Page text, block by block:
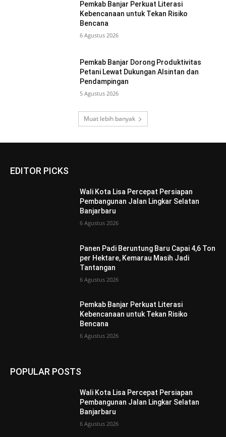
Pemkab Banjar Perkuat Literasi
Kebencanaan untuk Tekan Risiko
Bencana
6 Agustus 2026
Pemkab Banjar Dorong Produktivitas
Petani Lewat Dukungan Alsintan dan
Pendampingan
5 Agustus 2026
Muat lebih banyak
EDITOR PICKS
Wali Kota Lisa Percepat Persiapan
Pembangunan Jalan Lingkar Selatan
Banjarbaru
6 Agustus 2026
Panen Padi Beruntung Baru Capai 4,6 Ton
per Hektare, Kemarau Masih Jadi
Tantangan
6 Agustus 2026
Pemkab Banjar Perkuat Literasi
Kebencanaan untuk Tekan Risiko
Bencana
6 Agustus 2026
POPULAR POSTS
Wali Kota Lisa Percepat Persiapan
Pembangunan Jalan Lingkar Selatan
Banjarbaru
6 Agustus 2026